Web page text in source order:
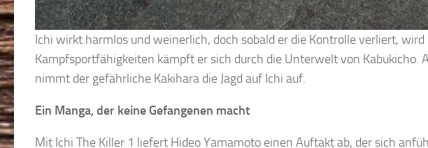
Ichi wirkt harmlos und weinerlich, doch sobald er die Kontrolle verliert,
Kampfsportfähigkeiten kämpft er sich durch die Unterwelt von Kabukicho.
nimmt der gefährliche Kakihara die Jagd auf Ichi auf.
Ein Manga, der keine Gefangenen macht
Mit Ichi The Killer 1 liefert Hideo Yamamoto einen Auftakt ab, der sich